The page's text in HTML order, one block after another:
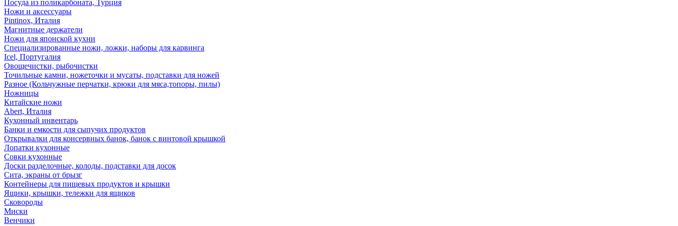
Посуда из поликарбоната, Турция
Ножи и аксессуары
Pintinox, Италия
Магнитные держатели
Ножи для японской кухни
Специализированные ножи, ложки, наборы для карвинга
Icel, Португалия
Овощечистки, рыбочистки
Точильные камни, ножеточки и мусаты, подставки для ножей
Разное (Кольчужные перчатки, крюки для мяса,топоры, пилы)
Ножницы
Китайские ножи
Abert, Италия
Кухонный инвентарь
Банки и емкости для сыпучих продуктов
Открывалки для консервных банок, банок с винтовой крышкой
Лопатки кухонные
Совки кухонные
Доски разделочные, колоды, подставки для досок
Сита, экраны от брызг
Контейнеры для пищевых продуктов и крышки
Ящики, крышки, тележки для ящиков
Сковороды
Миски
Венчики